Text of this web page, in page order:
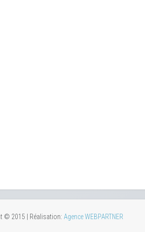
© 2015 | Réalisation: Agence WEBPARTNER